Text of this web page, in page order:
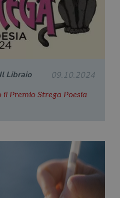
Libraio 09.10.2024
Premio Strega Poesia